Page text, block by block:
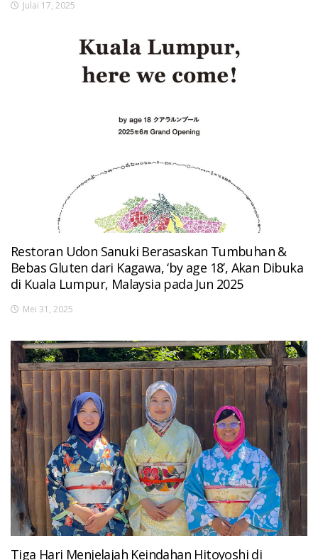
Julai 17, 2025
Restoran Udon Sanuki Berasaskan Tumbuhan &
Bebas Gluten dari Kagawa, ‘by age 18’, Akan Dibuka
di Kuala Lumpur, Malaysia pada Jun 2025
Mei 31, 2025
Tiga Hari Menjelajah Keindahan Hitoyoshi di